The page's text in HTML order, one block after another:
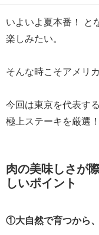
いよいよ夏本番！ と
楽しみたい。
そんな時こそアメリ
今回は東京を代表す
極上ステーキを厳選
肉の美味しさが
しいポイント
①大自然で育つから